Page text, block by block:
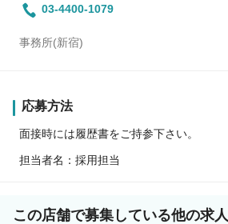
03-4400-1079
事務所(新宿)
応募方法
面接時には履歴書をご持参下さい。
担当者名：採用担当
この店舗で募集している他の求人